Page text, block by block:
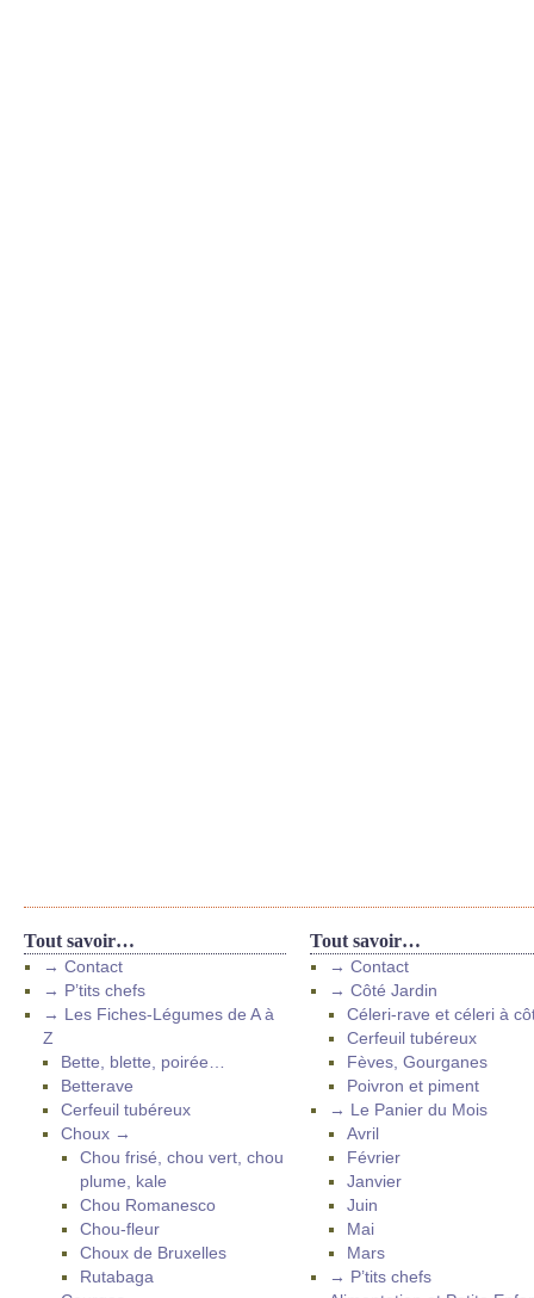
Tout savoir…
→ Contact
→ P’tits chefs
→ Les Fiches-Légumes de A à
Z
Bette, blette, poirée…
Betterave
Cerfeuil tubéreux
Choux →
Chou frisé, chou vert, chou
plume, kale
Chou Romanesco
Chou-fleur
Choux de Bruxelles
Rutabaga
Tout savoir…
→ Contact
→ Côté Jardin
Céleri-rave et céleri à
Cerfeuil tubéreux
Fèves, Gourganes
Poivron et piment
→ Le Panier du Mois
Avril
Février
Janvier
Juin
Mai
Mars
→ P’tits chefs